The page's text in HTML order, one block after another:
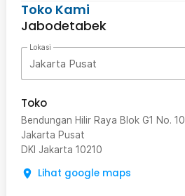
Toko Kami
Jabodetabek
Lokasi
Jakarta Pusat
Toko
Bendungan Hilir Raya Blok G1 No. 10
Jakarta Pusat
DKI Jakarta 10210
Lihat google maps